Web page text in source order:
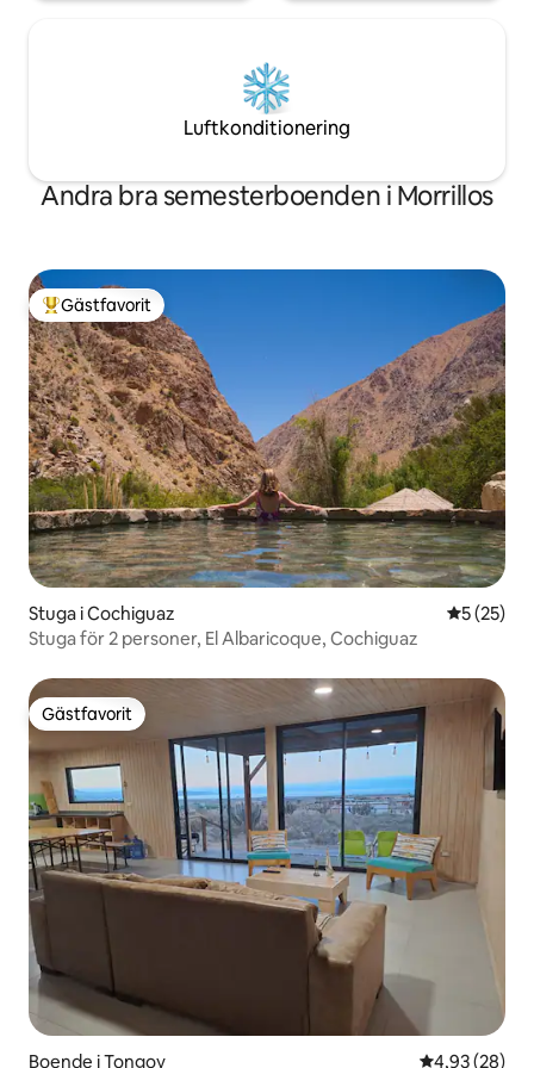
Luftkonditionering
Andra bra semesterboenden i Morrillos
Populär gästfavorit
Gästfavorit
Stuga i Cochiguaz 5 av 5 i
5 (25)
Stuga för 2 personer, El Albaricoque, Cochiguaz
Gästfavorit
Gästfavorit
Boende i Tongoy 4,93 av 5 i
4,93 (28)